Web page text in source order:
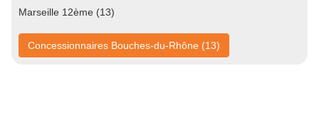
Marseille 12ème (13)
Concessionnaires Bouches-du-Rhône (13)